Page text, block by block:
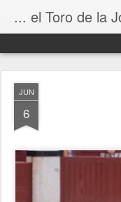
... el Toro de la
JUN
6